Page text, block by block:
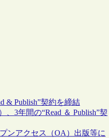
& Publish”契約を締結
3年間の“Read ＆ Publish”契
ンアクセス（OA）出版等に